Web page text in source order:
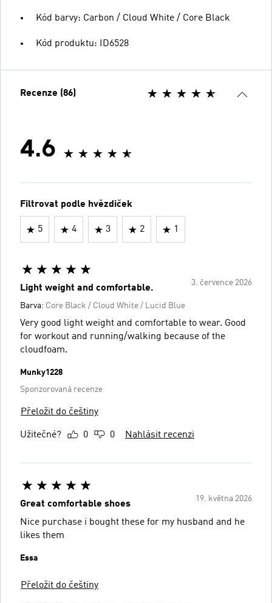
Kód barvy: Carbon / Cloud White / Core Black
Kód produktu: ID6528
Recenze (86)
4.6
Filtrovat podle hvězdiček
5 4 3 2 1
3. července 2026
Light weight and comfortable.
Barva: Core Black / Cloud White / Lucid Blue
Very good light weight and comfortable to wear. Good
for workout and running/walking because of the
cloudfoam.
Munky1228
Sponzorovaná recenze
Přeložit do češtiny
Užitečné? 0 0 Nahlásit recenzi
19. května 2026
Great comfortable shoes
Nice purchase i bought these for my husband and he
likes them
Essa
Přeložit do češtiny